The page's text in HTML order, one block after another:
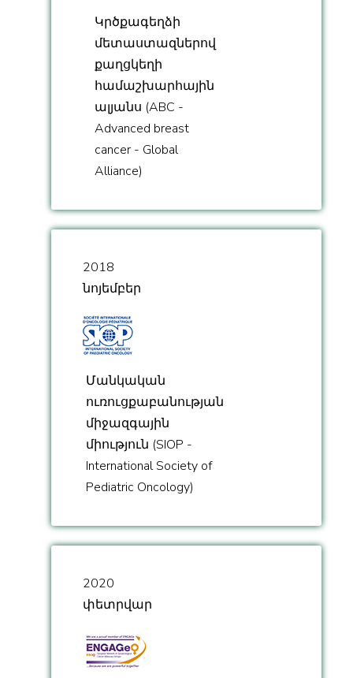
Կրծքագեղձի
մետաստազներով
քաղցկեղի
համաշխարհային
ալյանս (ABC -
Advanced breast
cancer - Global
Alliance)
2018
նոյեմբեր
Մանկական
ուռուցքաբանության
միջազգային
միություն (SIOP -
International Society of
Pediatric Oncology)
2020
փետրվար